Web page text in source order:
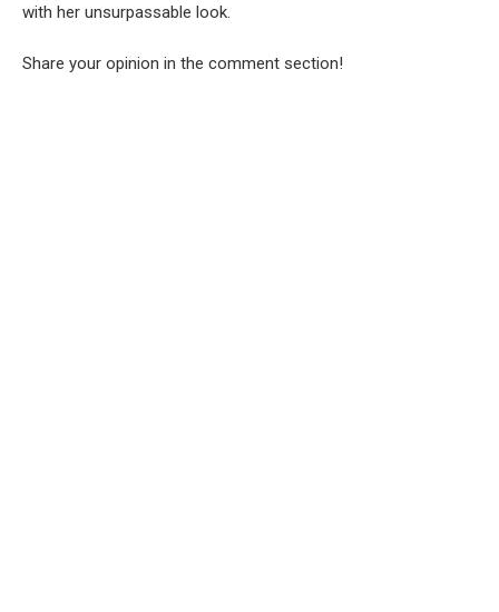
with her unsurpassable look.
Share your opinion in the comment section!